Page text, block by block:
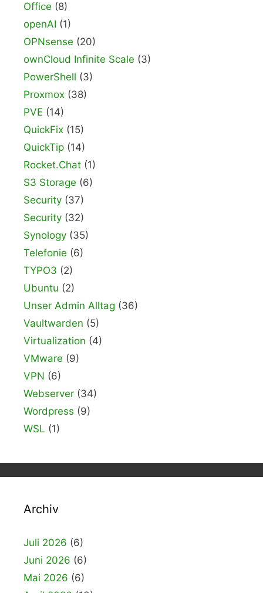
Office (8)
openAI (1)
OPNsense (20)
ownCloud Infinite Scale (3)
PowerShell (3)
Proxmox (38)
PVE (14)
QuickFix (15)
QuickTip (14)
Rocket.Chat (1)
S3 Storage (6)
Security (37)
Security (32)
Synology (35)
Telefonie (6)
TYPO3 (2)
Ubuntu (2)
Unser Admin Alltag (36)
Vaultwarden (5)
Virtualization (4)
VMware (9)
VPN (6)
Webserver (34)
Wordpress (9)
WSL (1)
Archiv
Juli 2026 (6)
Juni 2026 (6)
Mai 2026 (6)